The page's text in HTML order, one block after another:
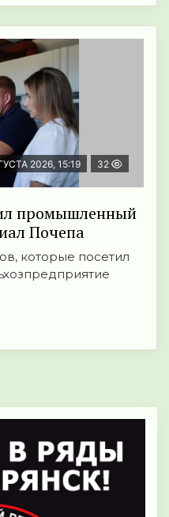
2026, 15:19 32
промышленный
Почепа
которые посетил